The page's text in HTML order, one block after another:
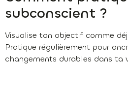
subconscient ?
Visualise ton objectif comme
Pratique régulièrement pour
changements durables dans ta